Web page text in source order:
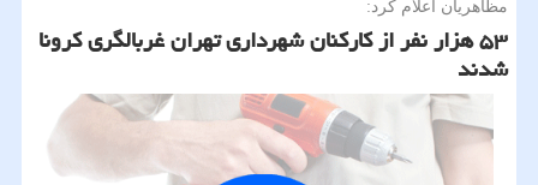
مظاهریان اعلام كرد:
۵۳ هزار نفر از كاركنان شهرداری تهران غربالگری كرونا
شدند